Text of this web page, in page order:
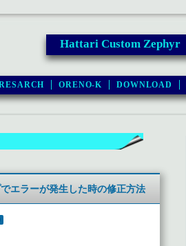
Hattari Custom Zephyr
ORENO-K DOWNLOAD
エラーが発生した時の修正方法